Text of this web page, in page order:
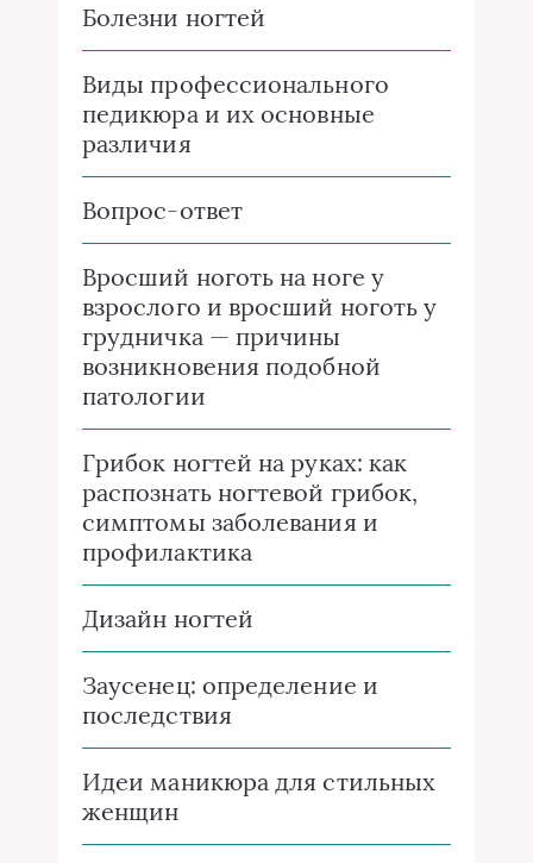
Болезни ногтей
Виды профессионального
педикюра и их основные
различия
Вопрос-ответ
Вросший ноготь на ноге у
взрослого и вросший ноготь у
грудничка — причины
возникновения подобной
патологии
Грибок ногтей на руках: как
распознать ногтевой грибок,
симптомы заболевания и
профилактика
Дизайн ногтей
Заусенец: определение и
последствия
Идеи маникюра для стильных
женщин